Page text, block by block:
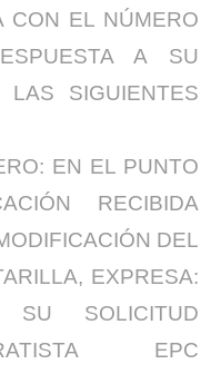
CON EL NÚMERO
A SU
LAS SIGUIENTES
EN EL PUNTO
RECIBIDA
DEL
EXPRESA:
SOLICITUD
EPC